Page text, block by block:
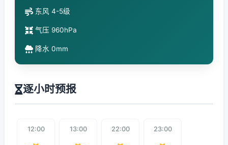
东风 4-5级
气压 960hPa
降水 0mm
逐小时预报
12:00 13:00 22:00 23:00